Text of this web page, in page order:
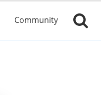
Community